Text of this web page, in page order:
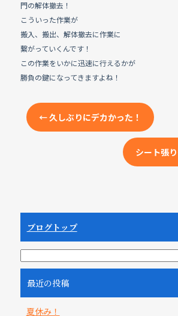
門の解体撤去！
こういった作業が
搬入、搬出、解体撤去に作業に
繋がっていくんです！
この作業をいかに迅速に行えるかが
勝負の鍵になってきますよね！
←久しぶりにデカかった！
シート張
ブログトップ
最近の投稿
夏休み！